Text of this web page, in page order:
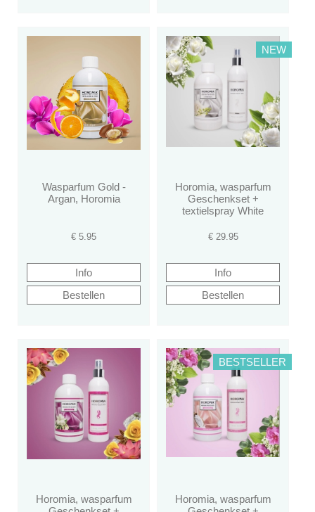
Wasparfum Gold -
Argan, Horomia
€5.95
NEW
Horomia, wasparfum
Geschenkset +
textielspray White
€ 29.95
Horomia, wasparfum
BESTSELLER
Horomia, wasparfum